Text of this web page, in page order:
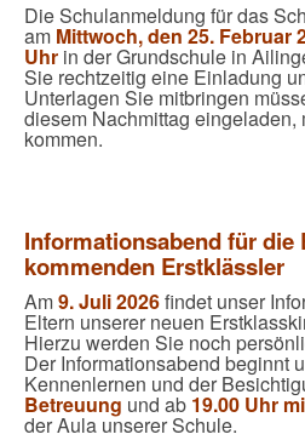
Die Schulanmeldung für das
am Mittwoch, den 25. Februar
Uhr in der Grundschule in
Sie rechtzeitig eine Einladung
Unterlagen Sie mitbringen
diesem Nachmittag eingeladen,
kommen.
Informationsabend für die
kommenden Erstklässler
Am9. Juli 2026findet unser
Eltern unserer neuen
Hierzu werden Sie noch
Der Informationsabend beginnt
Kennenlernen und der
Betreuung und ab 19.00 Uhr
der Aula unserer Schule.